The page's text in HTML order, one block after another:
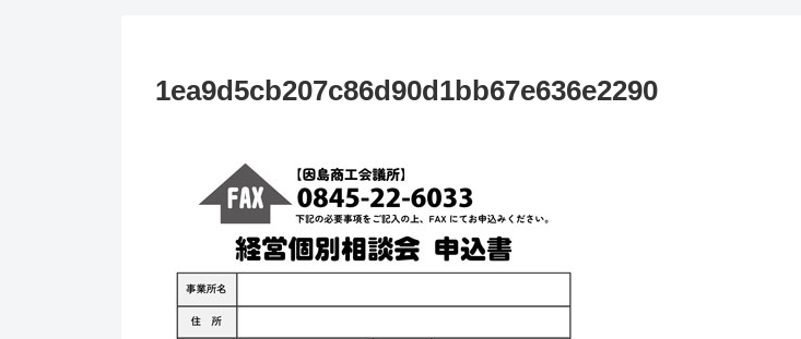
1ea9d5cb207c86d90d1bb67e636e2290